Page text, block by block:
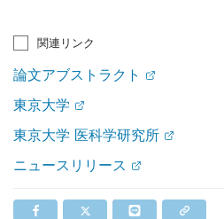
関連リンク
論文アブストラクト
東京大学
東京大学 医科学研究所
ニュースリリース